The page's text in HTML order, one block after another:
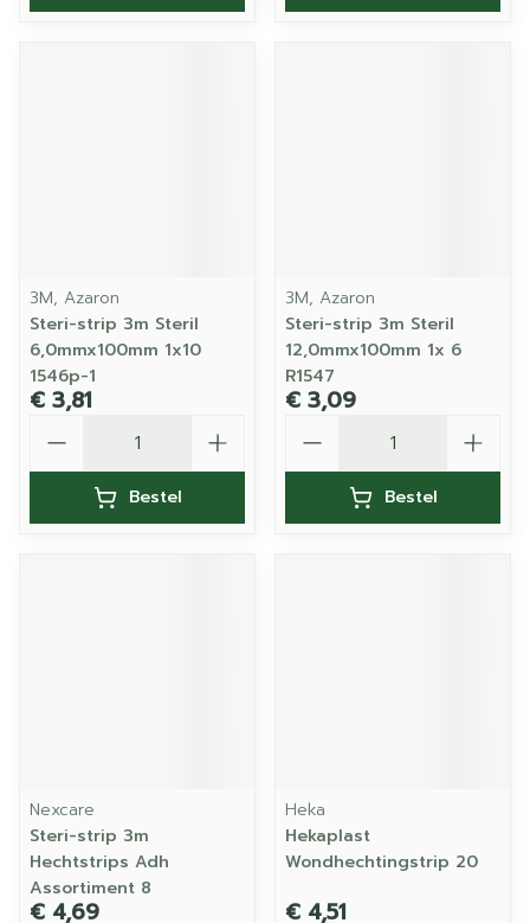
3M, Azaron
Steri-strip 3m Steril
6,0mmx100mm 1x10
1546p-1
€ 3,81
Bestel
3M, Azaron
Steri-strip 3m Steril
12,0mmx100mm 1x 6
R1547
€ 3,09
Bestel
Nexcare
Steri-strip 3m
Hechtstrips Adh
Assortiment 8
€ 4,69
Heka
Hekaplast
Wondhechtingstrip 20
€ 4,51